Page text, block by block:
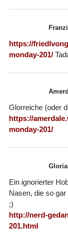
Franzi
https://
monday-201/
Glorreiche (oder
https://
monday-201/
Ein ignorierter
Nasen, die so
;)
http://nerd-
201.html